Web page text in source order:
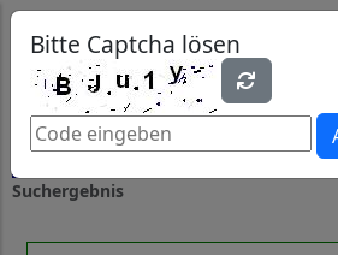
Bitte Captcha lösen
Suchergebnis